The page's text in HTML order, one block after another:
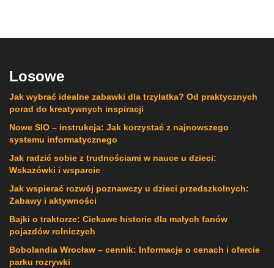
Losowe
Jak wybrać idealne zabawki dla trzylatka? Od praktycznych
porad do kreatywnych inspiracji
Nowe SIO – instrukcja: Jak korzystać z najnowszego
systemu informatycznego
Jak radzić sobie z trudnościami w nauce u dzieci:
Wskazówki i wsparcie
Jak wspierać rozwój poznawczy u dzieci przedszkolnych:
Zabawy i aktywności
Bajki o traktorze: Ciekawe historie dla małych fanów
pojazdów rolniczych
Bobolandia Wrocław – cennik: Informacje o cenach i ofercie
parku rozrywki